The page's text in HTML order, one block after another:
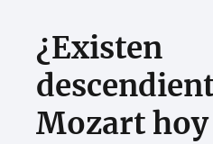
¿Existen
Mozart hoy